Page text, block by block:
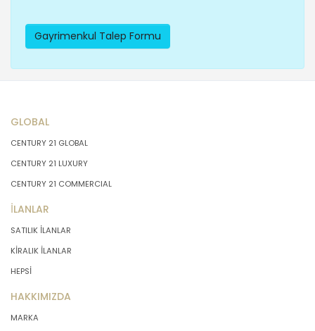
Gayrimenkul Talep Formu
GLOBAL
CENTURY 21 GLOBAL
CENTURY 21 LUXURY
CENTURY 21 COMMERCIAL
İLANLAR
SATILIK İLANLAR
KİRALIK İLANLAR
HEPSİ
HAKKIMIZDA
MARKA